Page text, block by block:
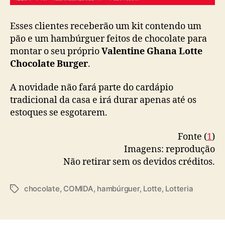
Esses clientes receberão um kit contendo um
pão e um hambúrguer feitos de chocolate para
montar o seu próprioValentine Ghana Lotte
Chocolate Burger.
A novidade não fará parte do cardápio
tradicional da casa e irá durar apenas até os
estoques se esgotarem.
Fonte (1)
Imagens: reprodução
Não retirar sem os devidos créditos.
T
s
chocolate, COMIDA, hambúrguer, Lotte, Lotteria